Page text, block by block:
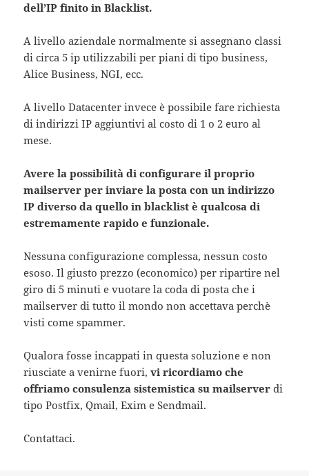
dell’IP finito in Blacklist.
A livello aziendale normalmente si assegnano classi
di circa 5 ip utilizzabili per piani di tipo business,
Alice Business, NGI, ecc.
A livello Datacenter invece è possibile fare richiesta
di indirizzi IP aggiuntivi al costo di 1 o 2 euro al
mese.
Avere la possibilità di configurare il proprio
mailserver per inviare la posta con un indirizzo
IP diverso da quello in blacklist è qualcosa di
estremamente rapido e funzionale.
Nessuna configurazione complessa, nessun costo
esoso. Il giusto prezzo (economico) per ripartire nel
giro di 5 minuti e vuotare la coda di posta che i
mailserver di tutto il mondo non accettava perchè
visti come spammer.
Qualora fosse incappati in questa soluzione e non
riusciate a venirne fuori,vi ricordiamo che
offriamo consulenza sistemistica su mailserver di
tipo Postfix, Qmail, Exim e Sendmail.
Contattaci.